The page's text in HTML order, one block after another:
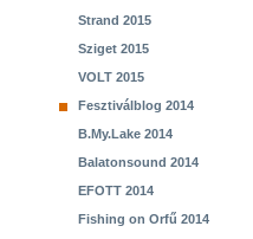
Strand 2015
Sziget 2015
VOLT 2015
Fesztiválblog 2014
B.My.Lake 2014
Balatonsound 2014
EFOTT 2014
Fishing on Orfű 2014